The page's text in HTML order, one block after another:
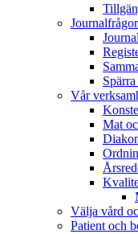
Journalfrågor
Vår
Mat
Välja vård
Patient och